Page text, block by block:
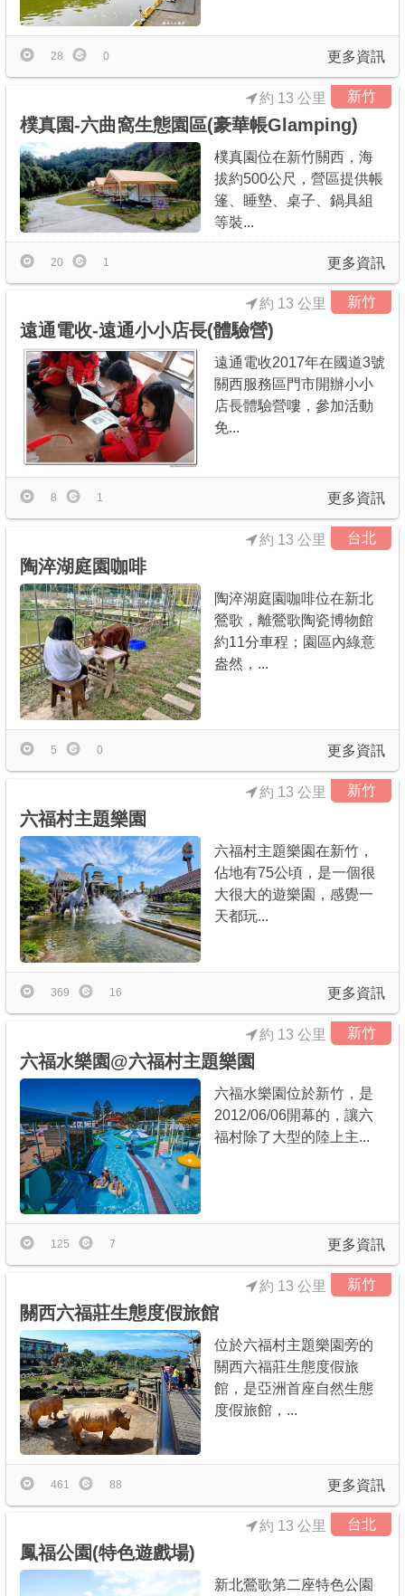
更多資訊
28 0
新竹
樸真園-六曲窩生態園區(豪華帳Glamping)
約 13 公里
樸真園位在新竹關西，海
拔約500公尺，營區提供帳
篷、睡墊、桌子、鍋具組
等裝...
更多資訊
20 1
新竹
遠通電收-遠通小小店長(體驗營)
約 13 公里
遠通電收2017年在國道3號
關西服務區門市開辦小小
店長體驗營嘍，參加活動
免...
更多資訊
8 1
台北
陶淬湖庭園咖啡
約 13 公里
陶淬湖庭園咖啡位在新北
鶯歌，離鶯歌陶瓷博物館
約11分車程；園區內綠意
盎然，...
更多資訊
5 0
新竹
六福村主題樂園
約 13 公里
六福村主題樂園在新竹，
佔地有75公頃，是一個很
大很大的遊樂園，感覺一
天都玩...
更多資訊
369 16
新竹
六福水樂園@六福村主題樂園
約 13 公里
六福水樂園位於新竹，是
2012/06/06開幕的，讓六
福村除了大型的陸上主...
更多資訊
125 7
新竹
關西六福莊生態度假旅館
約 13 公里
位於六福村主題樂園旁的
關西六福莊生態度假旅
館，是亞洲首座自然生態
度假旅館，...
更多資訊
461 88
台北
鳳福公園(特色遊戲場)
約 13 公里
新北鶯歌第二座特色公園